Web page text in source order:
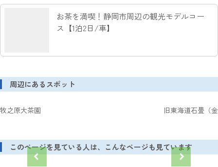
お茶を満喫！静岡市周辺の観光モデルコー
ス【1泊2日/車】
周辺にあるスポット
牧之原大茶園 旧東海道石畳（
このページを見ている人は、こんなページも見ています